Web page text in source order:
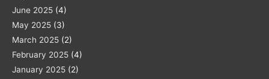
June 2025 (4)
May 2025 (3)
March 2025 (2)
February 2025 (4)
January 2025 (2)